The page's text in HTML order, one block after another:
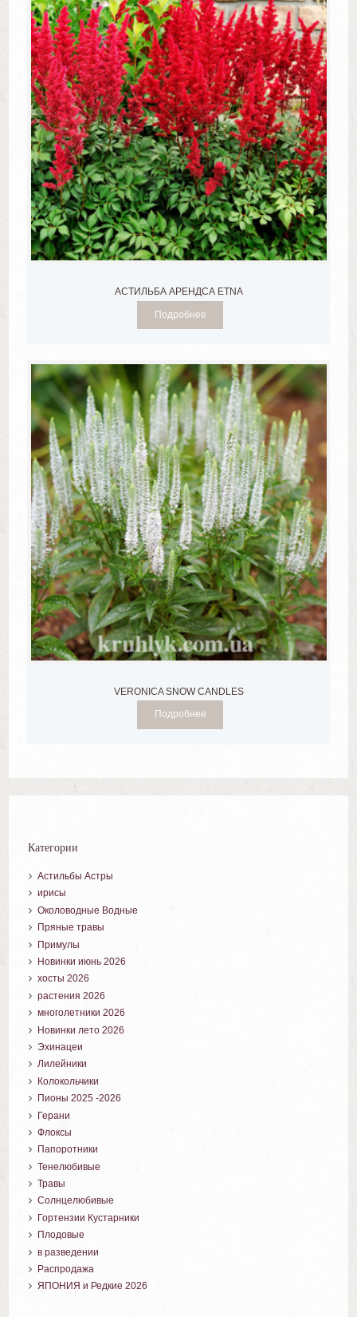
АСТИЛЬБА АРЕНДСА ETNA
Подробнее
VERONICA SNOW CANDLES
Подробнее
Категории
Астильбы Астры
ирисы
Околоводные Водные
Пряные травы
Примулы
Новинки июнь 2026
хосты 2026
растения 2026
многолетники 2026
Новинки лето 2026
Эхинацеи
Лилейники
Колокольчики
Пионы 2025 -2026
Герани
Флоксы
Папоротники
Тенелюбивые
Травы
Солнцелюбивые
Гортензии Кустарники
Плодовые
в разведении
Распродажа
ЯПОНИЯ и Редкие 2026